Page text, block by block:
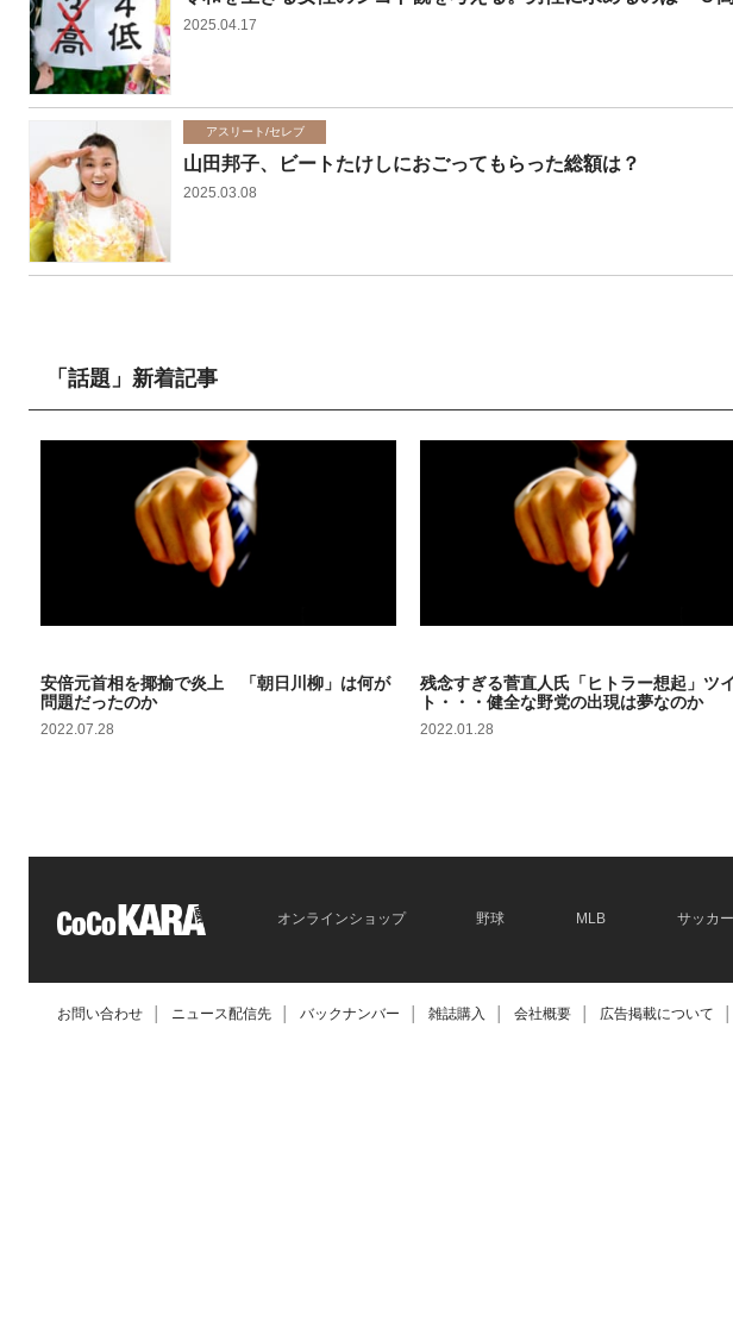
2025.04.17
アスリート/セレブ
山田邦子、ビートたけしにおごってもらった総額は？
2025.03.08
「話題」新着記事
安倍元首相を揶揄で炎上 「朝日川柳」は何が
問題だったのか
2022.07.28
残念すぎる菅直人氏「ヒトラー想起」ツ
ト・・・健全な野党の出現は夢なのか
2022.01.28
オンラインショップ 野球 MLB サッカー
お問い合わせ ニュース配信先 バックナンバー 雑誌購入 会社概要 広告掲載について